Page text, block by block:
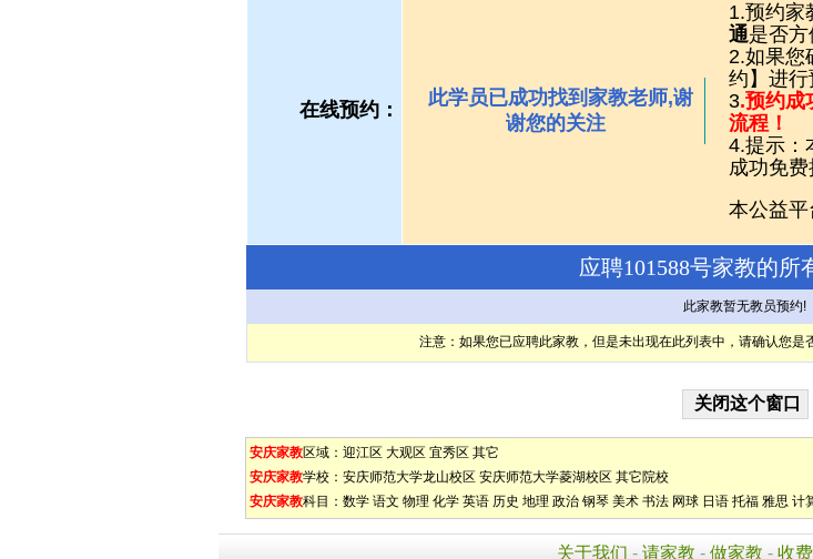
在线预约：
此学员已成功找到家教老师,谢
谢您的关注
1.预约家
通是否方
2.如果您
约】进行
3.预约成
流程！
4.提示：
成功免费
本公益平
应聘101588号家教的所
此家教暂无教员预约!
注意：如果您已应聘此家教，但是未出现在此列表中，请确认您是
安庆家教区域： 迎江区 大观区 宜秀区 其它
安庆家教学校： 安庆师范大学龙山校区 安庆师范大学菱湖校区 其它院校
安庆家教科目： 数学 语文 物理 化学 英语 历史 地理 政治 钢琴 美术 书法 网球 日语 托福 雅思 计
关于我们 - 请家教 - 做家教 - 收